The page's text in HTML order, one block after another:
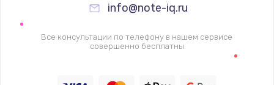
info@note-iq.ru
Все консультации по телефону в нашем сервисе
совершенно бесплатны